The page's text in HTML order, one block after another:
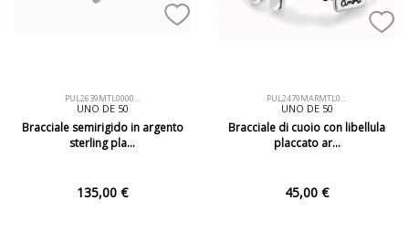
PUL2639MTL0000…
UNO DE 50
Bracciale semirigido in argento
sterling pla…
135,00 €
PUL2479MARMTL0…
UNO DE 50
Bracciale di cuoio con libellula
placcato ar…
45,00 €